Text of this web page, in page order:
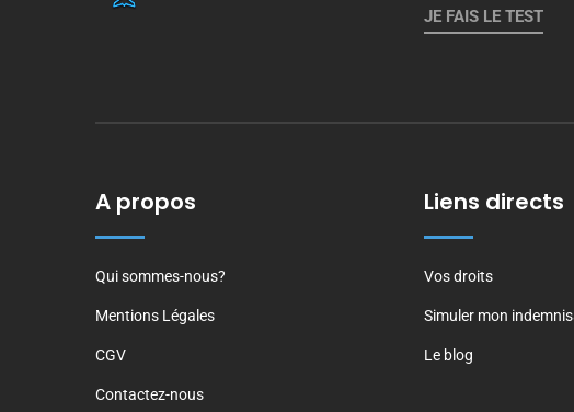
JE FAIS LE TEST
A propos
Qui sommes-nous?
Mentions Légales
CGV
Contactez-nous
Liens directs
Vos droits
Simuler mon
Le blog